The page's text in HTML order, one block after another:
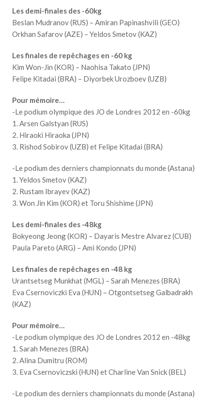
Les demi-finales des -60kg
Beslan Mudranov (RUS) – Amiran Papinashvili (GEO)
Orkhan Safarov (AZE) – Yeldos Smetov (KAZ)
Les finales de repêchages en -60 kg
Kim Won-Jin (KOR) – Naohisa Takato (JPN)
Felipe Kitadai (BRA) – Diyorbek Urozboev (UZB)
Pour mémoire…
-Le podium olympique des JO de Londres 2012 en -60kg
1. Arsen Galstyan (RUS)
2. Hiraoki Hiraoka (JPN)
3. Rishod Sobirov (UZB) et Felipe Kitadai (BRA)
-Le podium des derniers championnats du monde (Astana)
1. Yeldos Smetov (KAZ)
2. Rustam Ibrayev (KAZ)
3. Won Jin Kim (KOR) et Toru Shishime (JPN)
Les demi-finales des -48kg
Bokyeong Jeong (KOR) – Dayaris Mestre Alvarez (CUB)
Paula Pareto (ARG) – Ami Kondo (JPN)
Les finales de repêchages en -48 kg
Urantsetseg Munkhat (MGL) – Sarah Menezes (BRA)
Eva Csernoviczki Eva (HUN) – Otgontsetseg Galbadrakh
(KAZ)
Pour mémoire…
-Le podium olympique des JO de Londres 2012 en -48kg
1. Sarah Menezes (BRA)
2. Alina Dumitru (ROM)
3. Eva Csernoviczski (HUN) et Charline Van Snick (BEL)
-Le podium des derniers championnats du monde (Astana)